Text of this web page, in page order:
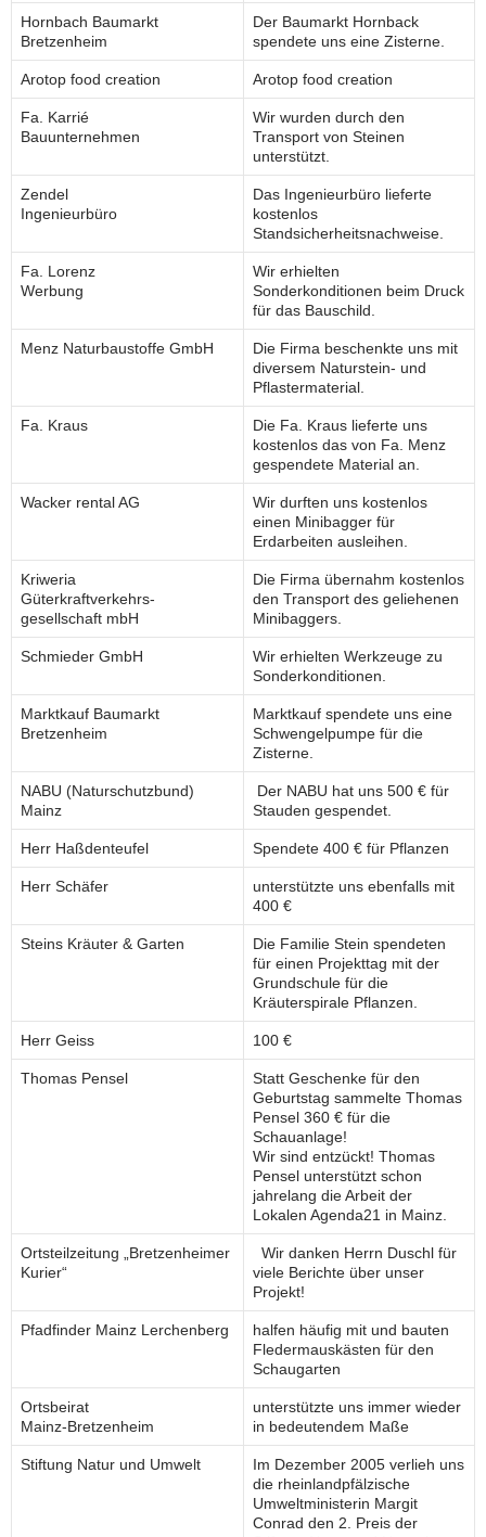
Hornbach Baumarkt
Bretzenheim
Der Baumarkt Hornback
spendete uns eine Zisterne.
Arotop food creation Arotop food creation
Fa. Karrié
Bauunternehmen
Wir wurden durch den
Transport von Steinen
unterstützt.
Zendel
Ingenieurbüro
Das Ingenieurbüro lieferte
kostenlos
Standsicherheitsnachweise.
Fa. Lorenz
Werbung
Wir erhielten
Sonderkonditionen beim Druck
für das Bauschild.
Menz Naturbaustoffe GmbH
Die Firma beschenkte uns mit
diversem Naturstein- und
Pflastermaterial.
Fa. Kraus
Die Fa. Kraus lieferte uns
kostenlos das von Fa. Menz
gespendete Material an.
Wacker rental AG
Wir durften uns kostenlos
einen Minibagger für
Erdarbeiten ausleihen.
Kriweria
Güterkraftverkehrs-
gesellschaft mbH
Die Firma übernahm kostenlos
den Transport des geliehenen
Minibaggers.
Schmieder GmbH
Wir erhielten Werkzeuge zu
Sonderkonditionen.
Marktkauf Baumarkt
Bretzenheim
Marktkauf spendete uns eine
Schwengelpumpe für die
Zisterne.
NABU (Naturschutzbund)
Mainz
Der NABU hat uns 500 € für
Stauden gespendet.
Herr Haßdenteufel Spendete 400 € für Pflanzen
Herr Schäfer
unterstützte uns ebenfalls mit
400 €
Steins Kräuter & Garten
Die Familie Stein spendeten
für einen Projekttag mit der
Grundschule für die
Kräuterspirale Pflanzen.
Herr Geiss 100 €
Thomas Pensel
Statt Geschenke für den
Geburtstag sammelte Thomas
Pensel 360 € für die
Schauanlage!
Wir sind entzückt! Thomas
Pensel unterstützt schon
jahrelang die Arbeit der
Lokalen Agenda21 in Mainz.
Ortsteilzeitung „Bretzenheimer
Kurier“
Wir danken Herrn Duschl für
viele Berichte über unser
Projekt!
Pfadfinder Mainz Lerchenberg
halfen häufig mit und bauten
Fledermauskästen für den
Schaugarten
Ortsbeirat
Mainz-Bretzenheim
unterstützte uns immer wieder
in bedeutendem Maße
Stiftung Natur und Umwelt
Im Dezember 2005 verlieh uns
die rheinlandpfälzische
Umweltministerin Margit
Conrad den 2. Preis der